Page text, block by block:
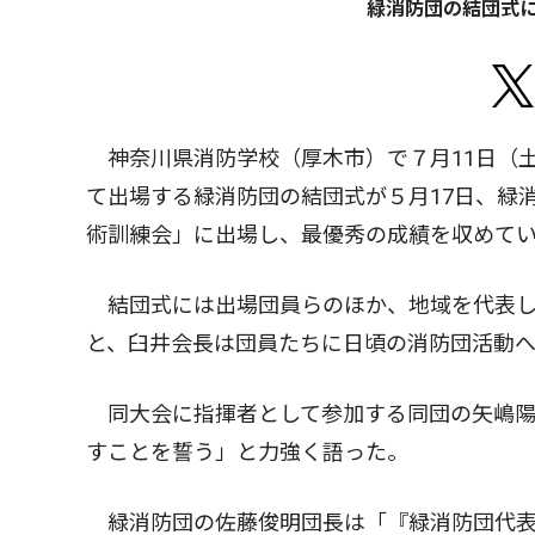
緑消防団の結団式
神奈川県消防学校（厚木市）で７月11日（
て出場する緑消防団の結団式が５月17日、緑
術訓練会」に出場し、最優秀の成績を収めて
結団式には出場団員らのほか、地域を代表
と、臼井会長は団員たちに日頃の消防団活動
同大会に指揮者として参加する同団の矢嶋
すことを誓う」と力強く語った。
緑消防団の佐藤俊明団長は「『緑消防団代